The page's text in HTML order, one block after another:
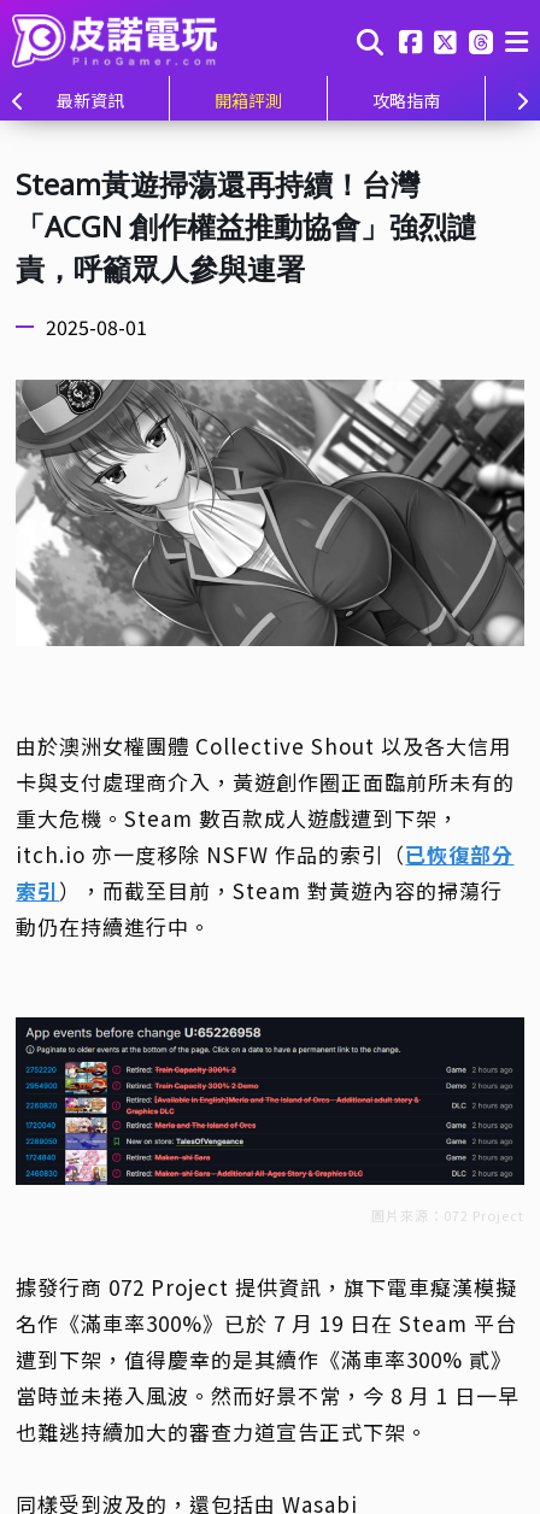
最新資訊 開箱評測 攻略指南
Steam黃遊掃蕩還再持續！台灣
「ACGN 創作權益推動協會」強烈譴
責，呼籲眾人參與連署
2025-08-01
由於澳洲女權團體 Collective Shout 以及各大信用
卡與支付處理商介入，黃遊創作圈正面臨前所未有的
重大危機。Steam 數百款成人遊戲遭到下架，
itch.io 亦一度移除 NSFW 作品的索引（已恢復部分
索引 ），而截至目前，Steam 對黃遊內容的掃蕩行
動仍在持續進行中。
圖片來源：072 Project
據發行商 072 Project 提供資訊，旗下電車癡漢模擬
名作《滿車率300%》已於 7 月 19 日在 Steam 平台
遭到下架，值得慶幸的是其續作《滿車率300% 貳》
當時並未捲入風波。然而好景不常，今 8 月 1 日一早
也難逃持續加大的審查力道宣告正式下架。
同樣受到波及的，還包括由 Wasabi